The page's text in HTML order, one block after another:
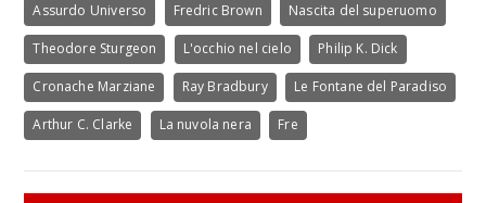
Assurdo Universo Fredric Brown Nascita del superuomo
Theodore Sturgeon L'occhio nel cielo Philip K. Dick
Cronache Marziane Ray Bradbury Le Fontane del Paradiso
Arthur C. Clarke La nuvola nera Fre